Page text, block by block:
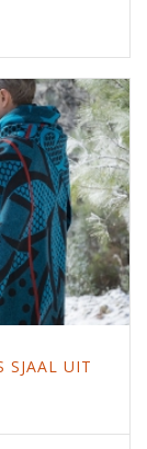
SJAAL UIT